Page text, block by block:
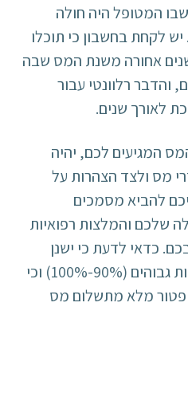
המטופל היה חולה
לקחת בחשבון כי תוכלו
אחורה משנת המס שבה
רלוונטי עבור
לאורך שנים.
המגיעים לכם, יהיה
מס ולצד הצהרות על
להביא מסמכים
שלכם והמלצות רפואיות
כדאי לדעת כי ישנן
מחלות המזכות באחוזי נכות גבוהים (90%-100%) וכי
פטור מלא מתשלום מס